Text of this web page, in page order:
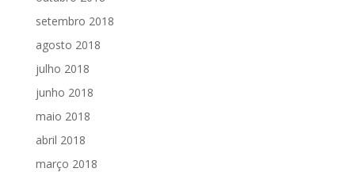
setembro 2018
agosto 2018
julho 2018
junho 2018
maio 2018
abril 2018
março 2018